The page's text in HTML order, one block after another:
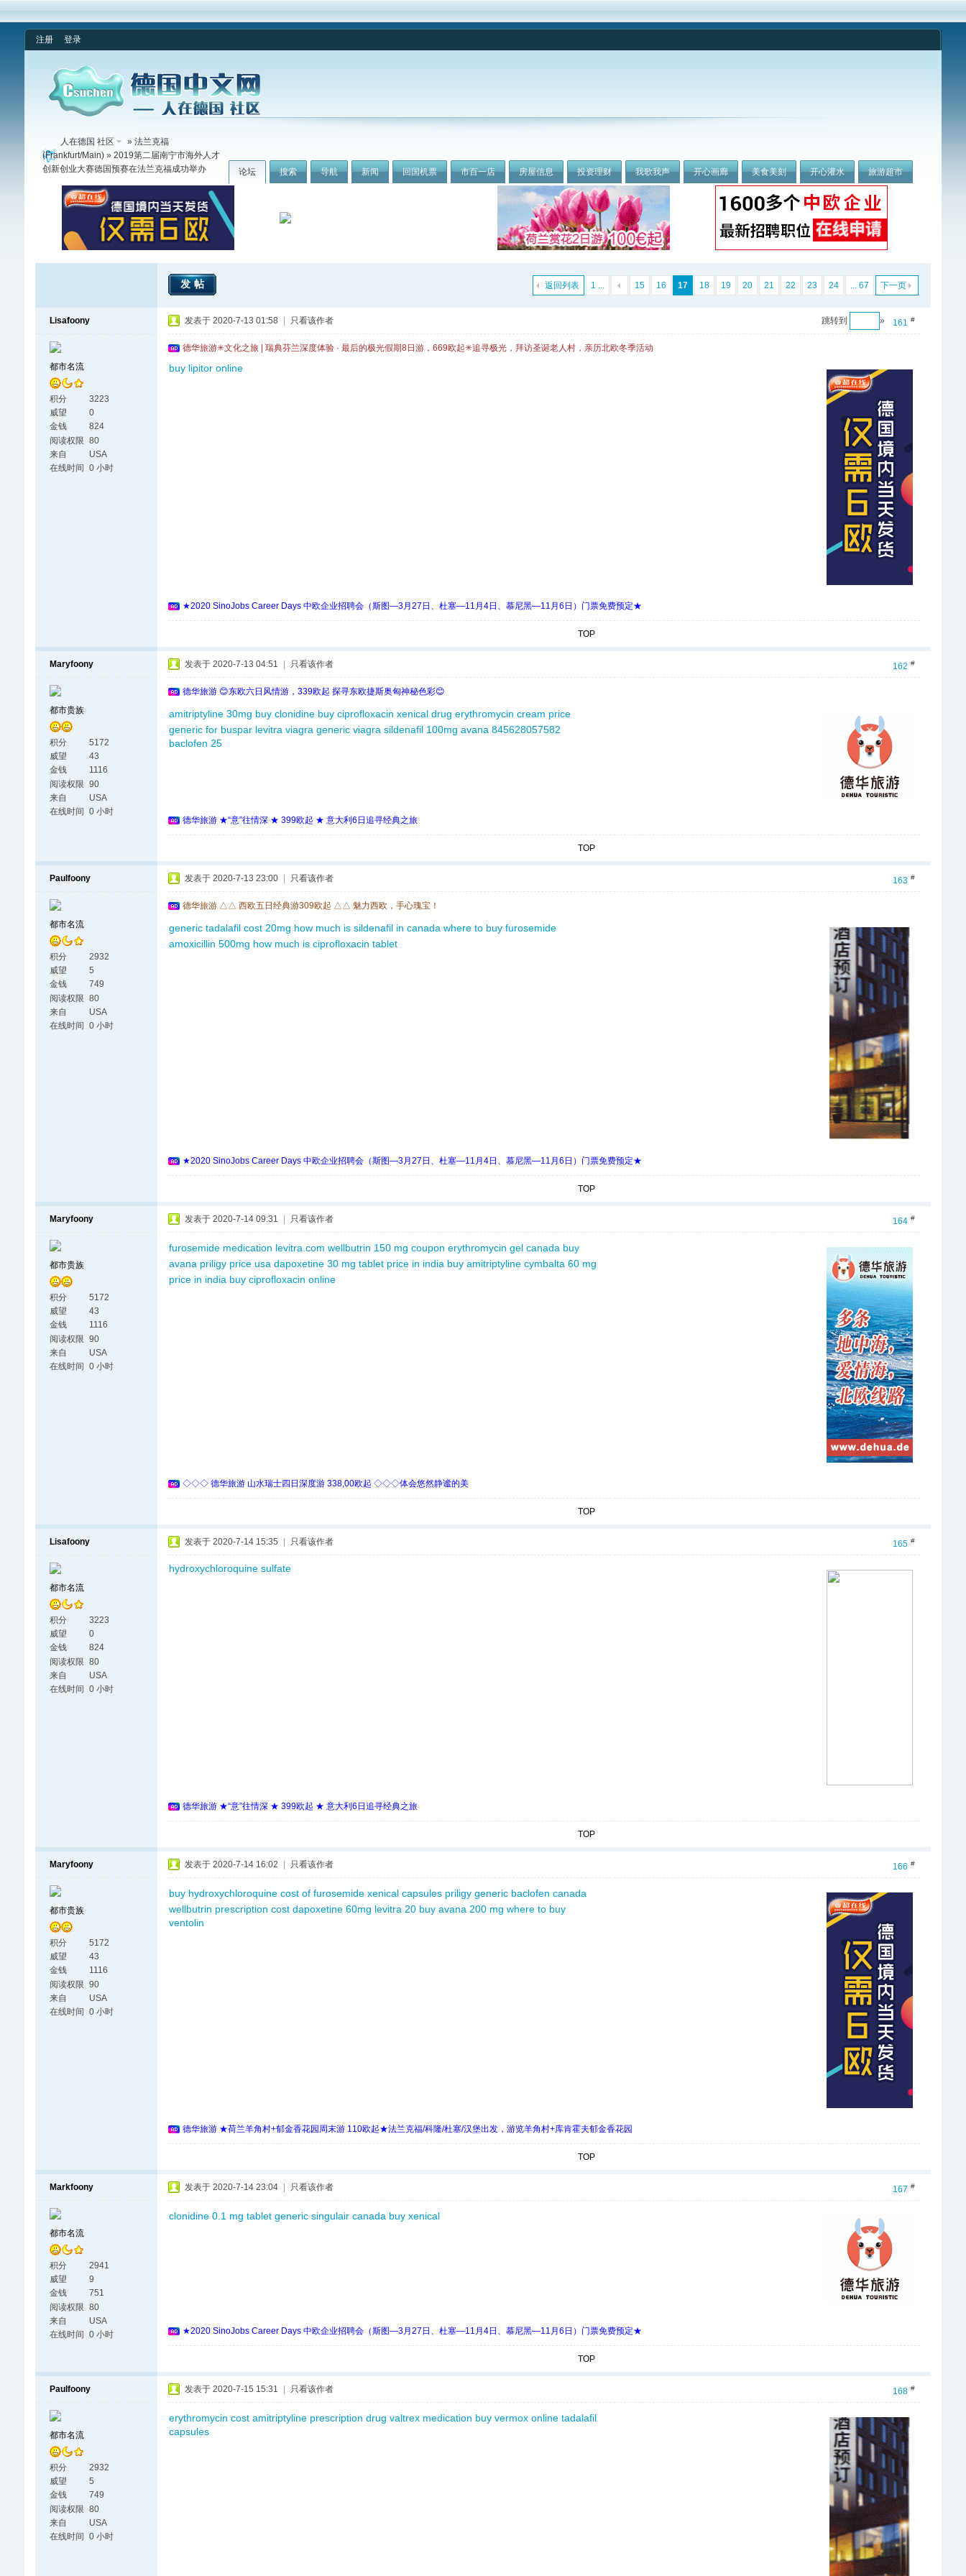
注册 登录
论坛 搜索 导航 新闻 回国机票 市百一店 房屋信息 投资理财 我歌我声 开心画廊 美食美刻 开心灌水 旅游超市
人在德国 社区 » 法兰克福
(Frankfurt/Main)» 2019第二届南宁市海外人才
创新创业大赛德国预赛在法兰克福成功举办
1 ... 15 16 17 18 19 20 21 22 23 24 ... 67 下一页
返回列表
发帖
Lisafoony
都市名流
积分
3223
威望
0
金钱
824
阅读权限 80
来自
USA
在线时间
0 小时
161 #
跳转到 »
发表于 2020-7-13 01:58 只看该作者
德华旅游✳文化之旅 | 瑞典芬兰深度体验 · 最后的极光假期8日游，669欧起✳追寻极光，拜访圣诞老人村，亲历北欧冬季活动
buy lipitor online
★2020 SinoJobs Career Days 中欧企业招聘会（斯图—3月27日、杜塞—11月4日、慕尼黑—11月6日）门票免费预定★
TOP
Maryfoony
都市贵族
积分
5172
威望
43
金钱
1116
阅读权限 90
来自
USA
在线时间
0 小时
162 #
发表于 2020-7-13 04:51 只看该作者
德华旅游 😊东欧六日风情游，339欧起 探寻东欧捷斯奥匈神秘色彩😊
amitriptyline 30mg buy clonidine buy ciprofloxacin xenical drug erythromycin cream price
generic for buspar levitra viagra generic viagra sildenafil 100mg avana 845628057582
baclofen 25
德华旅游 ★“意”往情深 ★ 399欧起 ★ 意大利6日追寻经典之旅
TOP
Paulfoony
都市名流
积分
2932
威望
5
金钱
749
阅读权限 80
来自
USA
在线时间
0 小时
163 #
发表于 2020-7-13 23:00 只看该作者
德华旅游 △△ 西欧五日经典游309欧起 △△ 魅力西欧，手心瑰宝！
generic tadalafil cost 20mg how much is sildenafil in canada where to buy furosemide
amoxicillin 500mg how much is ciprofloxacin tablet
★2020 SinoJobs Career Days 中欧企业招聘会（斯图—3月27日、杜塞—11月4日、慕尼黑—11月6日）门票免费预定★
TOP
Maryfoony
都市贵族
积分
5172
威望
43
金钱
1116
阅读权限 90
来自
USA
在线时间
0 小时
164 #
发表于 2020-7-14 09:31 只看该作者
furosemide medication levitra.com wellbutrin 150 mg coupon erythromycin gel canada buy
avana priligy price usa dapoxetine 30 mg tablet price in india buy amitriptyline cymbalta 60 mg
price in india buy ciprofloxacin online
◇◇◇ 德华旅游 山水瑞士四日深度游 338,00欧起 ◇◇◇体会悠然静谧的美
TOP
Lisafoony
都市名流
积分
3223
威望
0
金钱
824
阅读权限 80
来自
USA
在线时间
0 小时
165 #
发表于 2020-7-14 15:35 只看该作者
hydroxychloroquine sulfate
德华旅游 ★“意”往情深 ★ 399欧起 ★ 意大利6日追寻经典之旅
TOP
Maryfoony
都市贵族
积分
5172
威望
43
金钱
1116
阅读权限 90
来自
USA
在线时间
0 小时
166 #
发表于 2020-7-14 16:02 只看该作者
buy hydroxychloroquine cost of furosemide xenical capsules priligy generic baclofen canada
wellbutrin prescription cost dapoxetine 60mg levitra 20 buy avana 200 mg where to buy
ventolin
德华旅游 ★荷兰羊角村+郁金香花园周末游 110欧起★法兰克福/科隆/杜塞/汉堡出发，游览羊角村+库肯霍夫郁金香花园
TOP
Markfoony
都市名流
积分
2941
威望
9
金钱
751
阅读权限 80
来自
USA
在线时间
0 小时
167 #
发表于 2020-7-14 23:04 只看该作者
clonidine 0.1 mg tablet generic singulair canada buy xenical
★2020 SinoJobs Career Days 中欧企业招聘会（斯图—3月27日、杜塞—11月4日、慕尼黑—11月6日）门票免费预定★
TOP
Paulfoony
都市名流
积分
2932
威望
5
金钱
749
阅读权限 80
来自
USA
在线时间
0 小时
168 #
发表于 2020-7-15 15:31 只看该作者
erythromycin cost amitriptyline prescription drug valtrex medication buy vermox online tadalafil
capsules